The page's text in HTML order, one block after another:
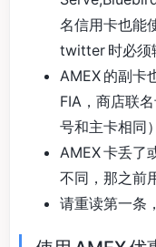
名信用卡也能
twitter 时必须
AMEX 的副卡
FIA，商店联
号和主卡相同
AMEX 卡丢了
不同，那之前
请重读第一条